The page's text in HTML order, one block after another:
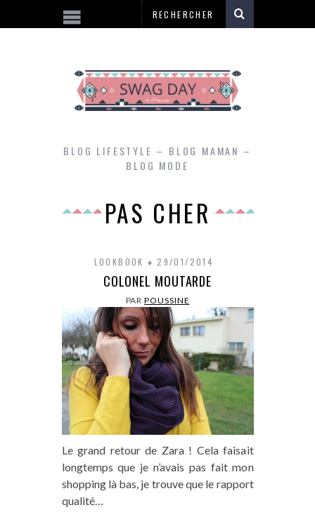
BLOG LIFESTYLE – BLOG MAMAN –
BLOG MODE
PAS CHER
LOOKBOOK 29/01/2014
COLONEL MOUTARDE
PARPOUSSINE
Le grand retour de Zara ! Cela faisait
longtemps que je n’avais pas fait mon
shopping là bas, je trouve que le rapport
qualité…